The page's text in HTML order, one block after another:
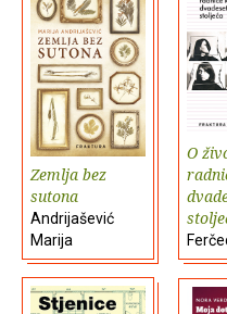
Zemlja bez
sutona
Andrijašević
Marija
O